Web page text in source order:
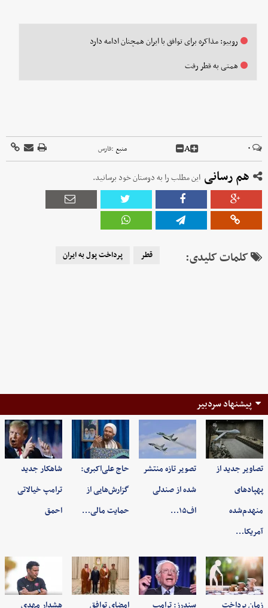
روبیو: مذاکره برای توافق با ایران همچنان ادامه دارد
همتی به قطر رفت
۰ A منبع :فارس
هم رسانی این مطلب را به دوستان خود برسانید.
کلمات کلیدی: قطر پرداخت پول به ایران
پیشنهاد سردبیر
تصاویر جدید از
پهپادهای
منهدم‌شده
آمریکا…
تصویر تازه منتشر
شده از صندلی
اف۱۵…
حاج علی‌اکبری:
گزارش‌هایی از
حمایت مالی…
شاهکار جدید
ترامپ خیالاتی
احمق
زمان پرداخت سندرز: ترامپ امضای توافق هشدار مهدی